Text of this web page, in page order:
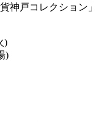
神戸コレクション」
)
)